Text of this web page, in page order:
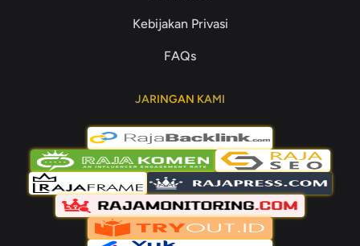
Kebijakan Privasi
FAQs
JARINGAN KAMI